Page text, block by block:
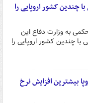
چندین کشور اروپایی را
به وزارت دفاع این
با چندین کشور اروپایی را
بیشترین افزایش نرخ